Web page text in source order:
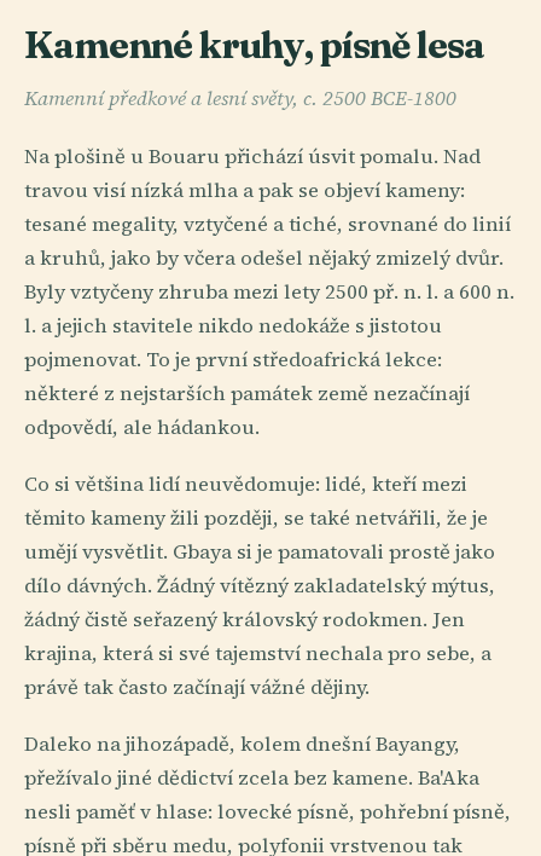
Kamenné kruhy, písně lesa
Kamenní předkové a lesní světy, c. 2500 BCE-1800
Na plošině u Bouaru přichází úsvit pomalu. Nad
travou visí nízká mlha a pak se objeví kameny:
tesané megality, vztyčené a tiché, srovnané do linií
a kruhů, jako by včera odešel nějaký zmizelý dvůr.
Byly vztyčeny zhruba mezi lety 2500 př. n. l. a 600 n.
l. a jejich stavitele nikdo nedokáže s jistotou
pojmenovat. To je první středoafrická lekce:
některé z nejstarších památek země nezačínají
odpovědí, ale hádankou.
Co si většina lidí neuvědomuje: lidé, kteří mezi
těmito kameny žili později, se také netvářili, že je
umějí vysvětlit. Gbaya si je pamatovali prostě jako
dílo dávných. Žádný vítězný zakladatelský mýtus,
žádný čistě seřazený královský rodokmen. Jen
krajina, která si své tajemství nechala pro sebe, a
právě tak často začínají vážné dějiny.
Daleko na jihozápadě, kolem dnešní Bayangy,
přežívalo jiné dědictví zcela bez kamene. Ba'Aka
nesli paměť v hlase: lovecké písně, pohřební písně,
písně při sběru medu, polyfonii vrstvenou tak